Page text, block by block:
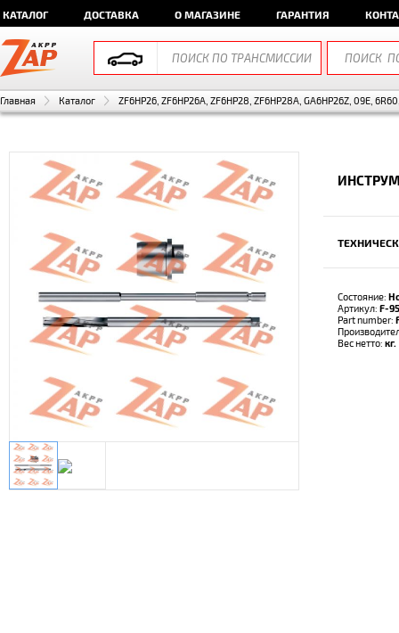
КАТАЛОГ ДОСТАВКА О МАГАЗИНЕ ГАРАНТИЯ
Главная Каталог ZF6HP26, ZF6HP26A, ZF6HP28, ZF6HP28A, GA6HP26Z, 09E,
Состояние:
Артикул: F-
Part number:
Вес нетто: кг.